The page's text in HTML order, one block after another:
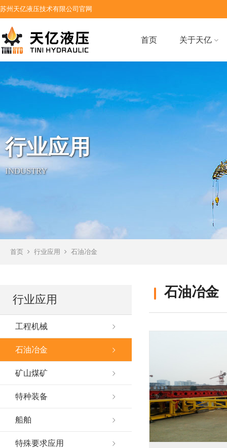
苏州天亿液压技术有限公司官网
首页 关于天亿
行业应用
INDUSTRY
首页 行业应用 石油冶金
行业应用
工程机械
石油冶金
矿山煤矿
特种装备
船舶
特殊要求应用
石油冶金